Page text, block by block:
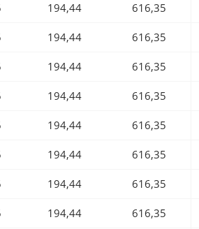
194,44 616,35
194,44 616,35
194,44 616,35
194,44 616,35
194,44 616,35
194,44 616,35
194,44 616,35
194,44 616,35